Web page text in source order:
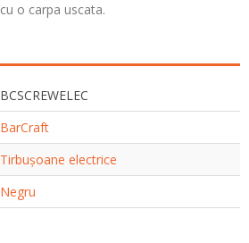
o carpa uscata.
BCSCREWELEC
BarCraft
Tirbușoane electrice
Negru